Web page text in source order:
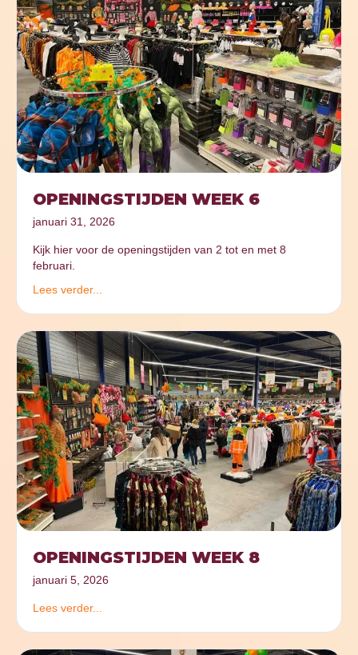
OPENINGSTIJDEN WEEK 6
januari 31, 2026
Kijk hier voor de openingstijden van 2 tot en met 8
februari.
Lees verder...
OPENINGSTIJDEN WEEK 8
januari 5, 2026
Lees verder...